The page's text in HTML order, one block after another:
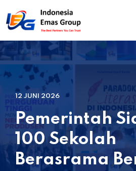
12 JUNI 2026
Pemerintah
100 Sekolah
Berasrama